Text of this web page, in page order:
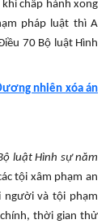
chấp hành xong
pháp luật thì A
70 Bộ luật Hình
nhiên xóa án
luật Hình sự năm
tội xâm phạm an
người và tội phạm
thời gian thử